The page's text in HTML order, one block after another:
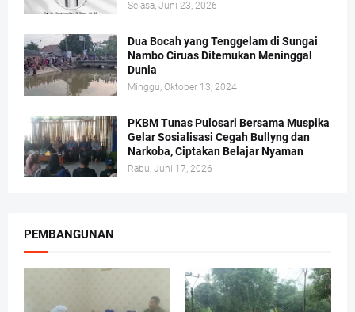
Selasa, Juni 23, 2026
Dua Bocah yang Tenggelam di Sungai
Nambo Ciruas Ditemukan Meninggal
Dunia
Minggu, Oktober 13, 2024
PKBM Tunas Pulosari Bersama Muspika
Gelar Sosialisasi Cegah Bullyng dan
Narkoba, Ciptakan Belajar Nyaman
Rabu, Juni 17, 2026
PEMBANGUNAN